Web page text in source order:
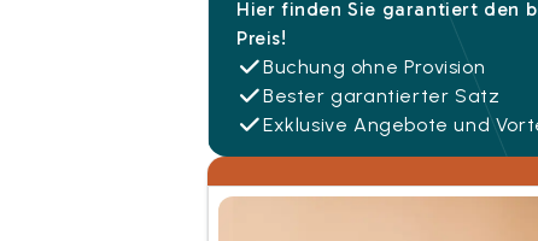
Hier finden Sie garantiert den
Preis!
Buchung ohne Provision
Bester garantierter Satz
Exklusive Angebote und